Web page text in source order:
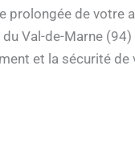
prolongée de votre
Val-de-Marne
et la sécurité de